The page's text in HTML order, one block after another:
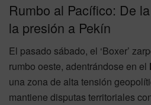
Rumbo al Pacífico: De
la presión a Pekín
El pasado sábado, el ‘Boxer’
rumbo oeste, adentrándose en el
una zona de alta tensión
mantiene disputas territoriales